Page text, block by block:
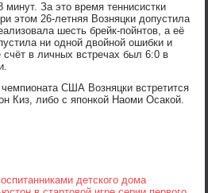
За это время теннисистки
этом 26-летняя Возняцки допустила
шесть брейк-пойнтов, а её
ни одной двойной ошибки и
в личных встречах был 6:0 в
США Возняцки встретится
Киз, либо с японкой Наоми Осакой.
детского дома